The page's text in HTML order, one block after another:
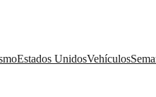
Estados UnidosVehículos